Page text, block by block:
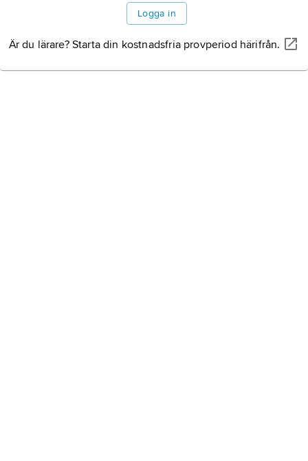
Logga in
Är du lärare? Starta din kostnadsfria provperiod härifrån.